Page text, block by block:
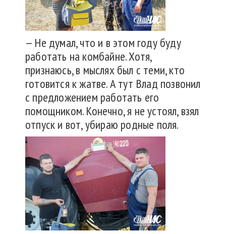
— Не думал, что и в этом году буду
работать на комбайне. Хотя,
признаюсь, в мыслях был с теми, кто
готовится к жатве. А тут Влад позвонил
с предложением работать его
помощником. Конечно, я не устоял, взял
отпуск и вот, убираю родные поля.